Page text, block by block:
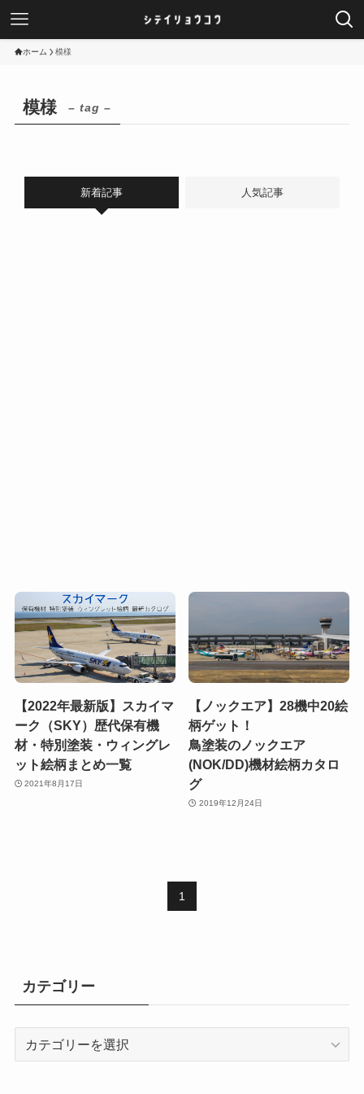
ホーム 模様
模様 – tag –
新着記事 人気記事
【2022年最新版】スカイマ
ーク（SKY）歴代保有機
材・特別塗装・ウィングレ
ット絵柄まとめ一覧
2021年8月17日
【ノックエア】28機中20絵
柄ゲット！
鳥塗装のノックエア
(NOK/DD)機材絵柄カタロ
グ
2019年12月24日
1
カテゴリー